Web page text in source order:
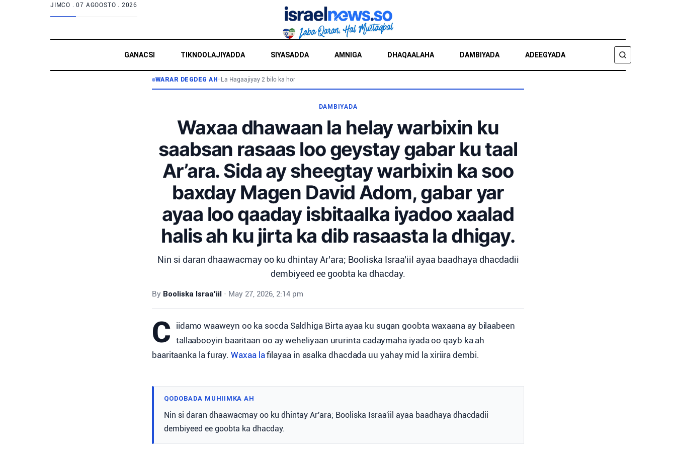
JIMCO .07 AGOOSTO . 2026
GANACSI TIKNOOLAJIYADDA SIYASADDA AMNIGA DHAQAALAHA DAMBIYADA ADEEGYADA
RAADI
WARAR DEGDEG AH • La Hagaajiyay 2 bilo ka hor
DAMBIYADA
Waxaa dhawaan la helay warbixin ku
saabsan rasaas loo geystay gabar ku taal
Ar’ara. Sida ay sheegtay warbixin ka soo
baxday Magen David Adom, gabar yar
ayaa loo qaaday isbitaalka iyadoo xaalad
halis ah ku jirta ka dib rasaasta la dhigay.
Nin si daran dhaawacmay oo ku dhintay Ar'ara; Booliska Israa'iil ayaa baadhaya dhacdadii
dembiyeed ee goobta ka dhacday.
By Booliska Israa'iil • May 27, 2026, 2:14 pm
C iidamo waaweyn oo ka socda Saldhiga Birta ayaa ku sugan goobta waxaana ay bilaabeen
tallaabooyin baaritaan oo ay weheliyaan ururinta cadaymaha iyada oo qayb ka ah
baaritaanka la furay.Waxaa lafilayaa in asalka dhacdada uu yahay mid la xiriira dembi.
QODOBADA MUHIIMKA AH
Nin si daran dhaawacmay oo ku dhintay Ar'ara; Booliska Israa'iil ayaa baadhaya dhacdadii
dembiyeed ee goobta ka dhacday.